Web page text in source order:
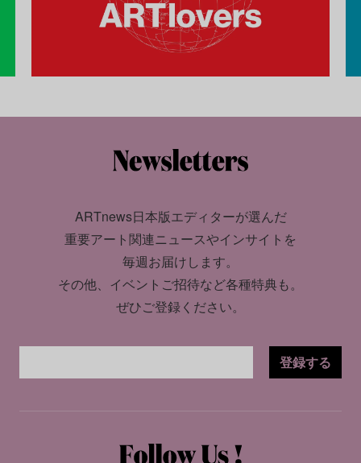
ARTnews日本版エディターが選んだ
重要アート関連ニュースやインサイトを
毎週お届けします。
その他、イベントご招待など各種特典も。
ぜひご登録ください。
登録する